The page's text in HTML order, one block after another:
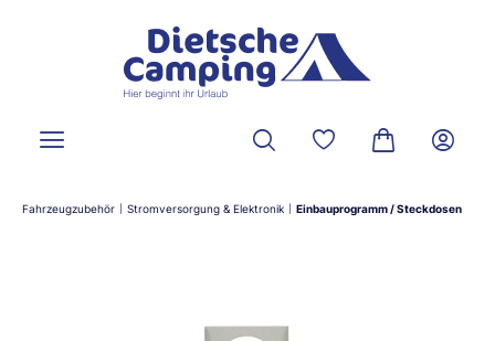
Du hast 0 Produkte
Warenkorb
Fahrzeugzubehör Stromversorgung & Elektronik Einbauprogramm / Steckdosen